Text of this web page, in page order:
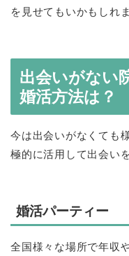
を見せてもいかもしれ
出会いがない
婚活方法は？
今は出会いがなくても
極的に活用して出会い
婚活パーティー
全国様々な場所で年収